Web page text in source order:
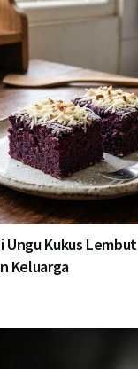
Ungu Kukus
Keluarga